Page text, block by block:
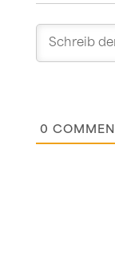
0